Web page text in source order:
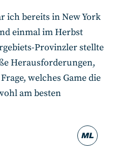
ML
ich bereits in New York
einmal im Herbst
Provinzler stellte
Herausforderungen,
welches Game die
am besten